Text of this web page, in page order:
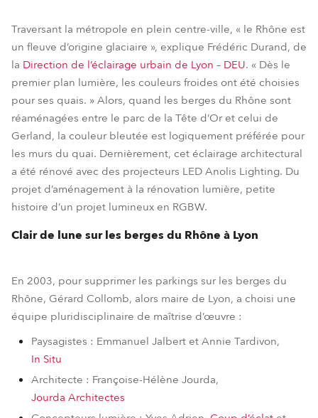
Traversant la métropole en plein centre-ville, « le Rhône est
un fleuve d’origine glaciaire », explique Frédéric Durand, de
la Direction de l’éclairage urbain de Lyon – DEU. « Dès le
premier plan lumière, les couleurs froides ont été choisies
pour ses quais. » Alors, quand les berges du Rhône sont
réaménagées entre le parc de la Tête d’Or et celui de
Gerland, la couleur bleutée est logiquement préférée pour
les murs du quai. Dernièrement, cet éclairage architectural
a été rénové avec des projecteurs LED Anolis Lighting. Du
projet d’aménagement à la rénovation lumière, petite
histoire d’un projet lumineux en RGBW.
Clair de lune sur les berges du Rhône à Lyon
En 2003, pour supprimer les parkings sur les berges du
Rhône, Gérard Collomb, alors maire de Lyon, a choisi une
équipe pluridisciplinaire de maîtrise d’œuvre :
Paysagistes : Emmanuel Jalbert et Annie Tardivon,
In Situ
Architecte : Françoise-Hélène Jourda,
Jourda Architectes